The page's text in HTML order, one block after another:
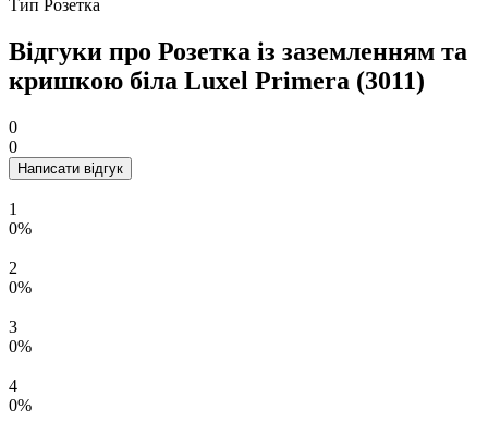
Тип Розетка
Відгуки про Розетка із заземленням та
кришкою біла Luxel Primera (3011)
0
0
Написати відгук
1
0%
2
0%
3
0%
4
0%